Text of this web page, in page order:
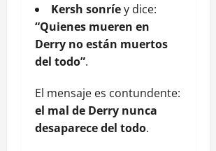
Kersh sonríey dice:
“Quienes mueren en
Derry no están muertos
del todo”.
El mensaje es contundente:
el mal de Derry nunca
desaparece del todo.